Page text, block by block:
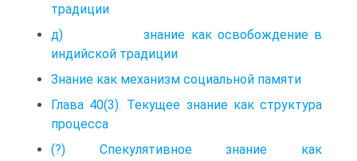
традиции
д) знание как освобождение в
индийской традиции
Знание как механизм социальной памяти
Глава 40(3). Текущее знание как структура
процесса
(?) Спекулятивное знание как